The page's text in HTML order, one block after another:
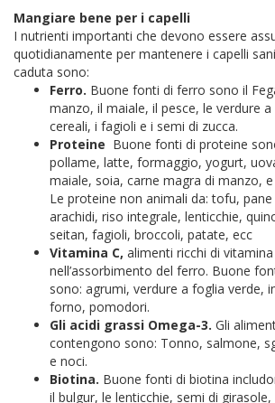
Mangiare bene per i capelli
I nutrienti importanti che devono essere
quotidianamente per mantenere i capelli
caduta sono:
Ferro. Buone fonti di ferro sono il
manzo, il maiale, il pesce, le verdure
cereali, i fagioli e i semi di zucca.
Proteine Buone fonti di proteine
pollame, latte, formaggio, yogurt,
maiale, soia, carne magra di manzo,
Le proteine ​​non animali da: tofu,
arachidi, riso integrale, lenticchie,
seitan, fagioli, broccoli, patate, ecc
Vitamina C, alimenti ricchi di
nell’assorbimento del ferro. Buone
sono: agrumi, verdure a foglia verde,
forno, pomodori.
Gli acidi grassi Omega-3. Gli
contengono sono: Tonno, salmone,
e noci.
Biotina. Buone fonti di biotina
il bulgur, le lenticchie, semi di